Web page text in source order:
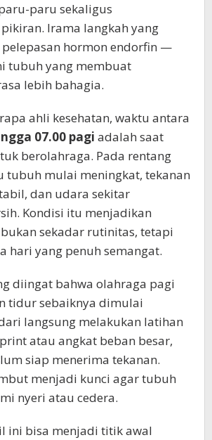
paru sekaligus
Irama langkah yang
hormon endorfin —
tubuh yang membuat
lebih bahagia.
ahli kesehatan, waktu antara
07.00 pagi adalah saat
berolahraga. Pada rentang
tubuh mulai meningkat, tekanan
dan udara sekitar
Kondisi itu menjadikan
sekadar rutinitas, tetapi
hari yang penuh semangat.
diingat bahwa olahraga pagi
tidur sebaiknya dimulai
langsung melakukan latihan
atau angkat beban besar,
siap menerima tekanan.
menjadi kunci agar tubuh
nyeri atau cedera.
ini bisa menjadi titik awal